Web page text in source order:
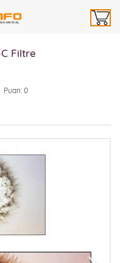
Filtre
Puan: 0